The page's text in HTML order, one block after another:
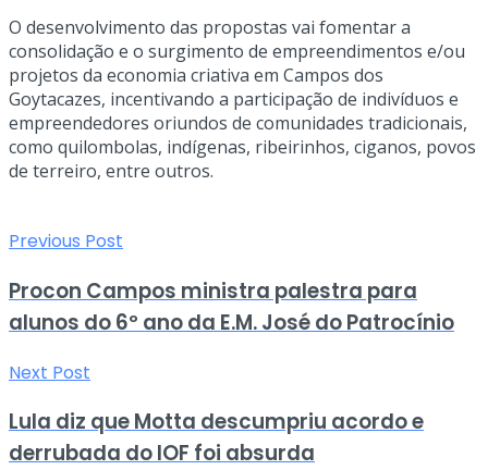
O desenvolvimento das propostas vai fomentar a
consolidação e o surgimento de empreendimentos e/ou
projetos da economia criativa em Campos dos
Goytacazes, incentivando a participação de indivíduos e
empreendedores oriundos de comunidades tradicionais,
como quilombolas, indígenas, ribeirinhos, ciganos, povos
de terreiro, entre outros.
Previous Post
Procon Campos ministra palestra para
alunos do 6º ano da E.M. José do Patrocínio
Next Post
Lula diz que Motta descumpriu acordo e
derrubada do IOF foi absurda